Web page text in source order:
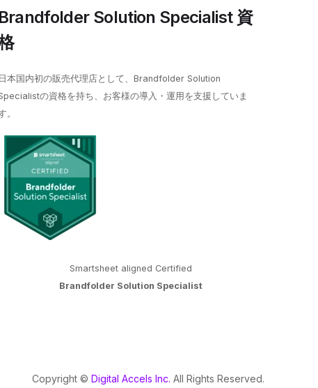
Brandfolder Solution Specialist 資
日本国内初の販売代理店として、Brandfolder Solution
の資格を持ち、お客様の導入・運用を支援していま
。
Smartsheet aligned Certified
Brandfolder Solution Specialist
Copyright ©️ Digital Accels Inc. All Rights Reserved.